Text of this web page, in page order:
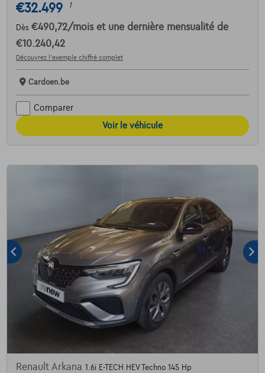
€32.499 1
Dès €490,72/mois et une dernière mensualité de
€10.240,42
Découvrez l’exemple chiffré complet
Cardoen.be
Comparer
Voir le véhicule
Renault Arkana 1.6i E-TECH HEV Techno 145 Hp